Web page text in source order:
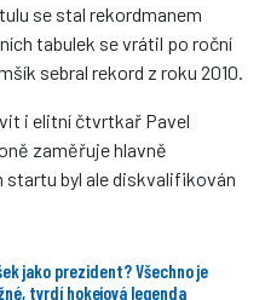
se stal rekordmanem
tabulek se vrátil po roční
sebral rekord z roku 2010.
i elitní čtvrtkař Pavel
zaměřuje hlavně
byl ale diskvalifikován
jako prezident? Všechno je
tvrdí hokejová legenda